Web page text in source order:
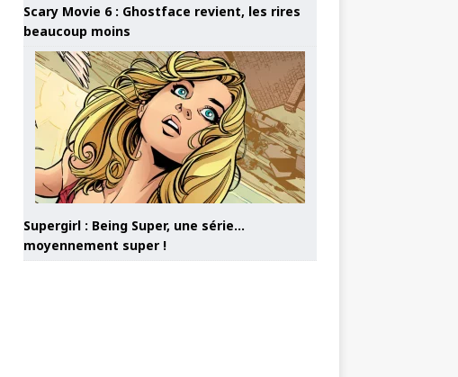
Scary Movie 6 : Ghostface revient, les rires
beaucoup moins
Supergirl : Being Super, une série…
moyennement super !